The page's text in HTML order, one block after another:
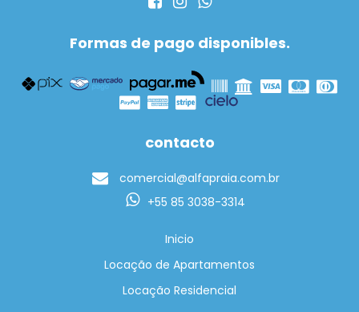
Formas de pago disponibles.
contacto
comercial@alfapraia.com.br
+55 85 3038-3314
Inicio
Locação de Apartamentos
Locação Residencial